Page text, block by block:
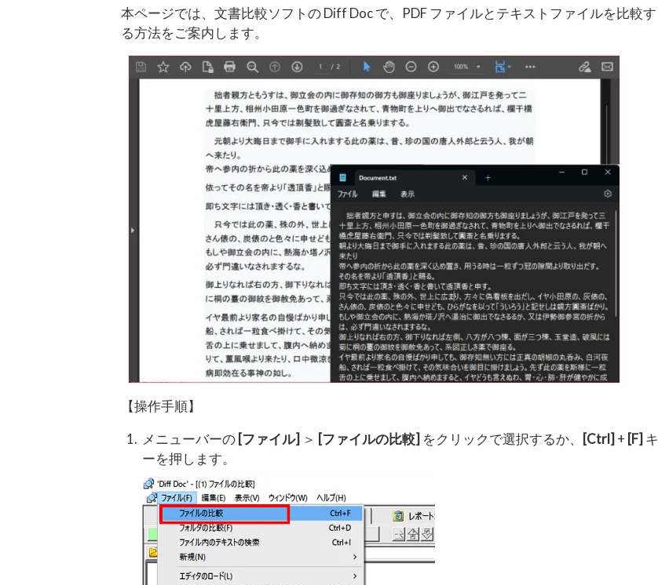
本ページでは、文書比較ソフトの Diff Doc で、PDF ファイルとテキストファイルを比較す
る方法をご案内します。
【操作手順】
メニューバーの [ファイル] ＞ [ファイルの比較] をクリックで選択するか、 [Ctrl] + [F] キ
ーを押します。